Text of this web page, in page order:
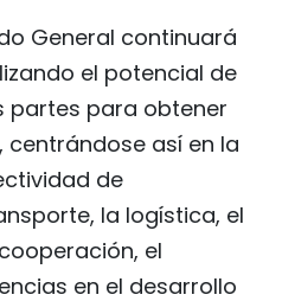
General continuará
el potencial de
partes para obtener
así en la
de
la logística, el
el
en el desarrollo